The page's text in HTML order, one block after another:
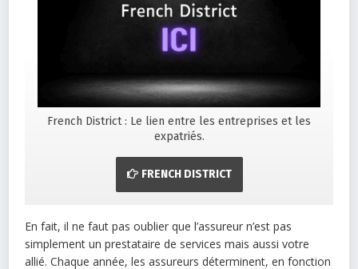
French District : Le lien entre les entreprises et les
expatriés.
FRENCH DISTRICT
En fait, il ne faut pas oublier que l’assureur n’est pas
simplement un prestataire de services mais aussi votre
allié. Chaque année, les assureurs déterminent, en fonction